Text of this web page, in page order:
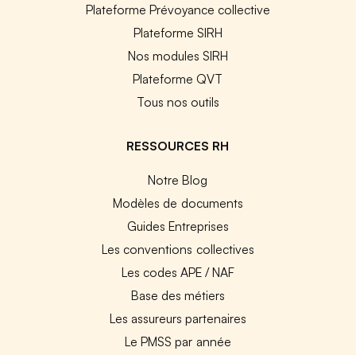
Plateforme Prévoyance collective
Plateforme SIRH
Nos modules SIRH
Plateforme QVT
Tous nos outils
RESSOURCES RH
Notre Blog
Modèles de documents
Guides Entreprises
Les conventions collectives
Les codes APE / NAF
Base des métiers
Les assureurs partenaires
Le PMSS par année